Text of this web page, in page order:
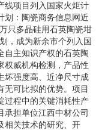
线项目列入国家火炬计
划：陶瓷商务信息网近
只多晶硅用石英陶瓷坩
，成为新余市个列入国
自主知识产权的石英陶
权威机构检测，产品性
坏强度高、近净尺寸成
无可比拟的优势。项目
过程中的关键消耗性产
承担单位江西中材公司
相关技术的研究、开